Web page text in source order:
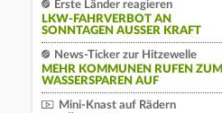
Erste Länder reagieren
LKW-FAHRVERBOT AN
SONNTAGEN AUSSER KRAFT
News-Ticker zur Hitzewelle
MEHR KOMMUNEN RUFEN ZUM
WASSERSPAREN AUF
Mini-Knast auf Rädern